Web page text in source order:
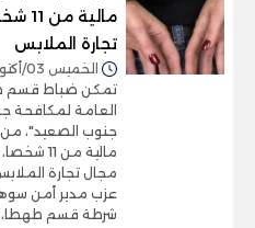
تجارة الملابس
الخميس 03/أكتوبر/2024 - 11:31 ص
تمكن ضباط قسم
العامة لمكافحة
جنوب الصعيد"،
مالية من
مجال تجارة
عزب مدير أمن
شرطة قسم طهطا،